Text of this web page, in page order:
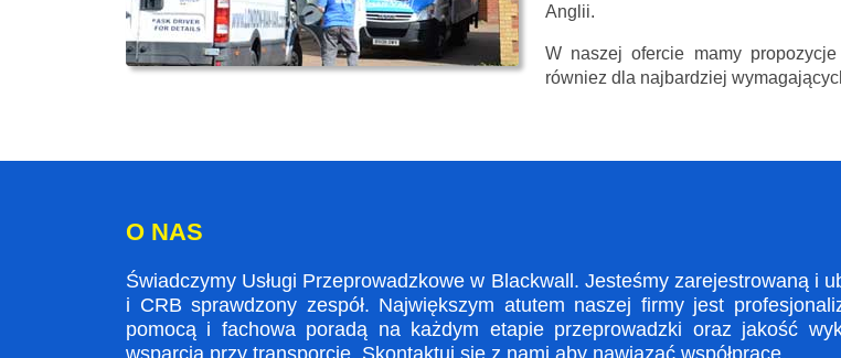
Anglii.
W naszej ofercie mamy
równiez dla najbardziej
O NAS
Świadczymy Usługi Przeprowadzkowe w Blackwall. Jesteśmy zarejestrowaną i
i CRB sprawdzony zespół. Największym atutem naszej firmy jest
pomocą i fachowa poradą na każdym etapie przeprowadzki oraz jakość
wsparcia przy transporcie. Skontaktuj się z nami aby nawiązać współpracę.